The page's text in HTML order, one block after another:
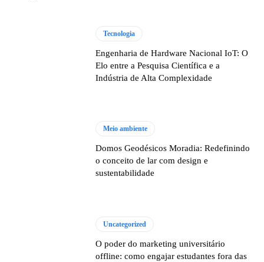
Tecnologia
Engenharia de Hardware Nacional IoT: O
Elo entre a Pesquisa Científica e a
Indústria de Alta Complexidade
Meio ambiente
Domos Geodésicos Moradia: Redefinindo
o conceito de lar com design e
sustentabilidade
Uncategorized
O poder do marketing universitário
offline: como engajar estudantes fora das